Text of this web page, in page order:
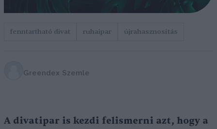
fenntartható divat ruhaipar újrahasznosítás
Greendex Szemle
A divatipar is kezdi felismerni azt, hogy a